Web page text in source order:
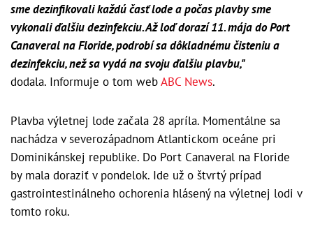
sme dezinfikovali každú časť lode a počas plavby sme
vykonali ďalšiu dezinfekciu. Až loď dorazí 11. mája do Port
Canaveral na Floride, podrobí sa dôkladnému čisteniu a
dezinfekciu, než sa vydá na svoju ďalšiu plavbu,"
dodala. Informuje o tom webABC News.
Plavba výletnej lode začala 28 apríla. Momentálne sa
nachádza v severozápadnom Atlantickom oceáne pri
Dominikánskej republike. Do Port Canaveral na Floride
by mala doraziť v pondelok. Ide už o štvrtý prípad
gastrointestinálneho ochorenia hlásený na výletnej lodi v
tomto roku.